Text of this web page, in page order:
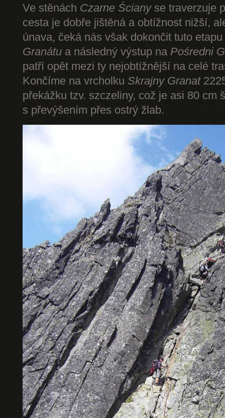
Ve stěnách Czarne Ścianyse traverzuje
cesta je dobře jištěná a obtížnost nižší,
únava, čeká nás však dokončit tuto
Granátu a následný výstup na Pośredni
patří opět mezi ty nejobtížnější na celé
Končíme na vrcholku Skrajny Granat
překážku tzv. szczeliny, což je asi 80 cm
s převýšením přes ostrý žlab.